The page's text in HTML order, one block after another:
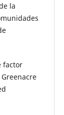
la
factor